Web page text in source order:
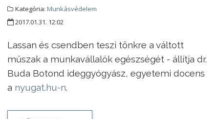
Kategória: Munkásvédelem
2017.01.31. 12:02
Lassan és csendben teszi tönkre a váltott
műszak a munkavállalók egészségét - állítja dr.
Buda Botond ideggyógyász, egyetemi docens
a nyugat.hu-n.